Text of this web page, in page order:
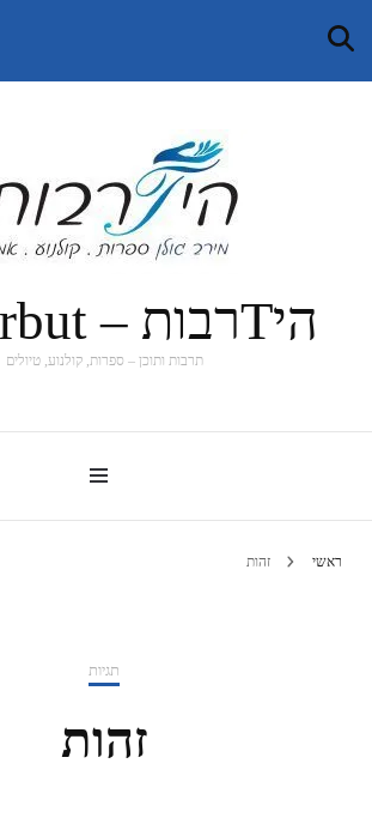
היTרבות – HiTarbut
תרבות ותוכן – ספרות, קולנוע, טיולים
ראשי זהות
תגיות
זהות